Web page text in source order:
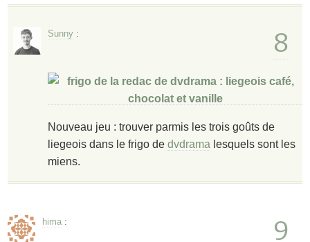
8
Sunny :
Nouveau jeu : trouver parmis les trois goûts de
liegeois dans le frigo dedvdrama lesquels sont les
miens.
9
hima :